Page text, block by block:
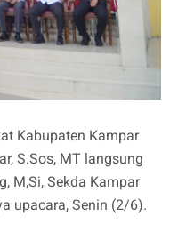
Kabupaten Kampar
S.Sos, MT langsung
M,Si, Sekda Kampar
upacara, Senin (2/6).